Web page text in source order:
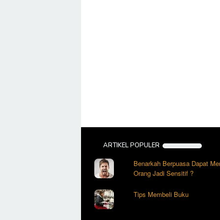
ARTIKEL POPULER
Benarkah Berpuasa Dapat
Orang Jadi Sensitif ?
Tips Membeli Buku